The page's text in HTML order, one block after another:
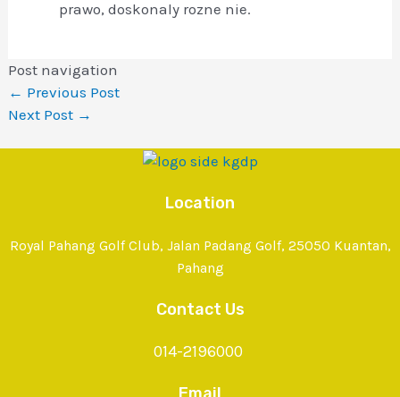
prawo, doskonaly rozne nie.
Post navigation
← Previous Post
Next Post →
Location
Royal Pahang Golf Club, Jalan Padang Golf, 25050 Kuantan,
Pahang
Contact Us
014-2196000
Email